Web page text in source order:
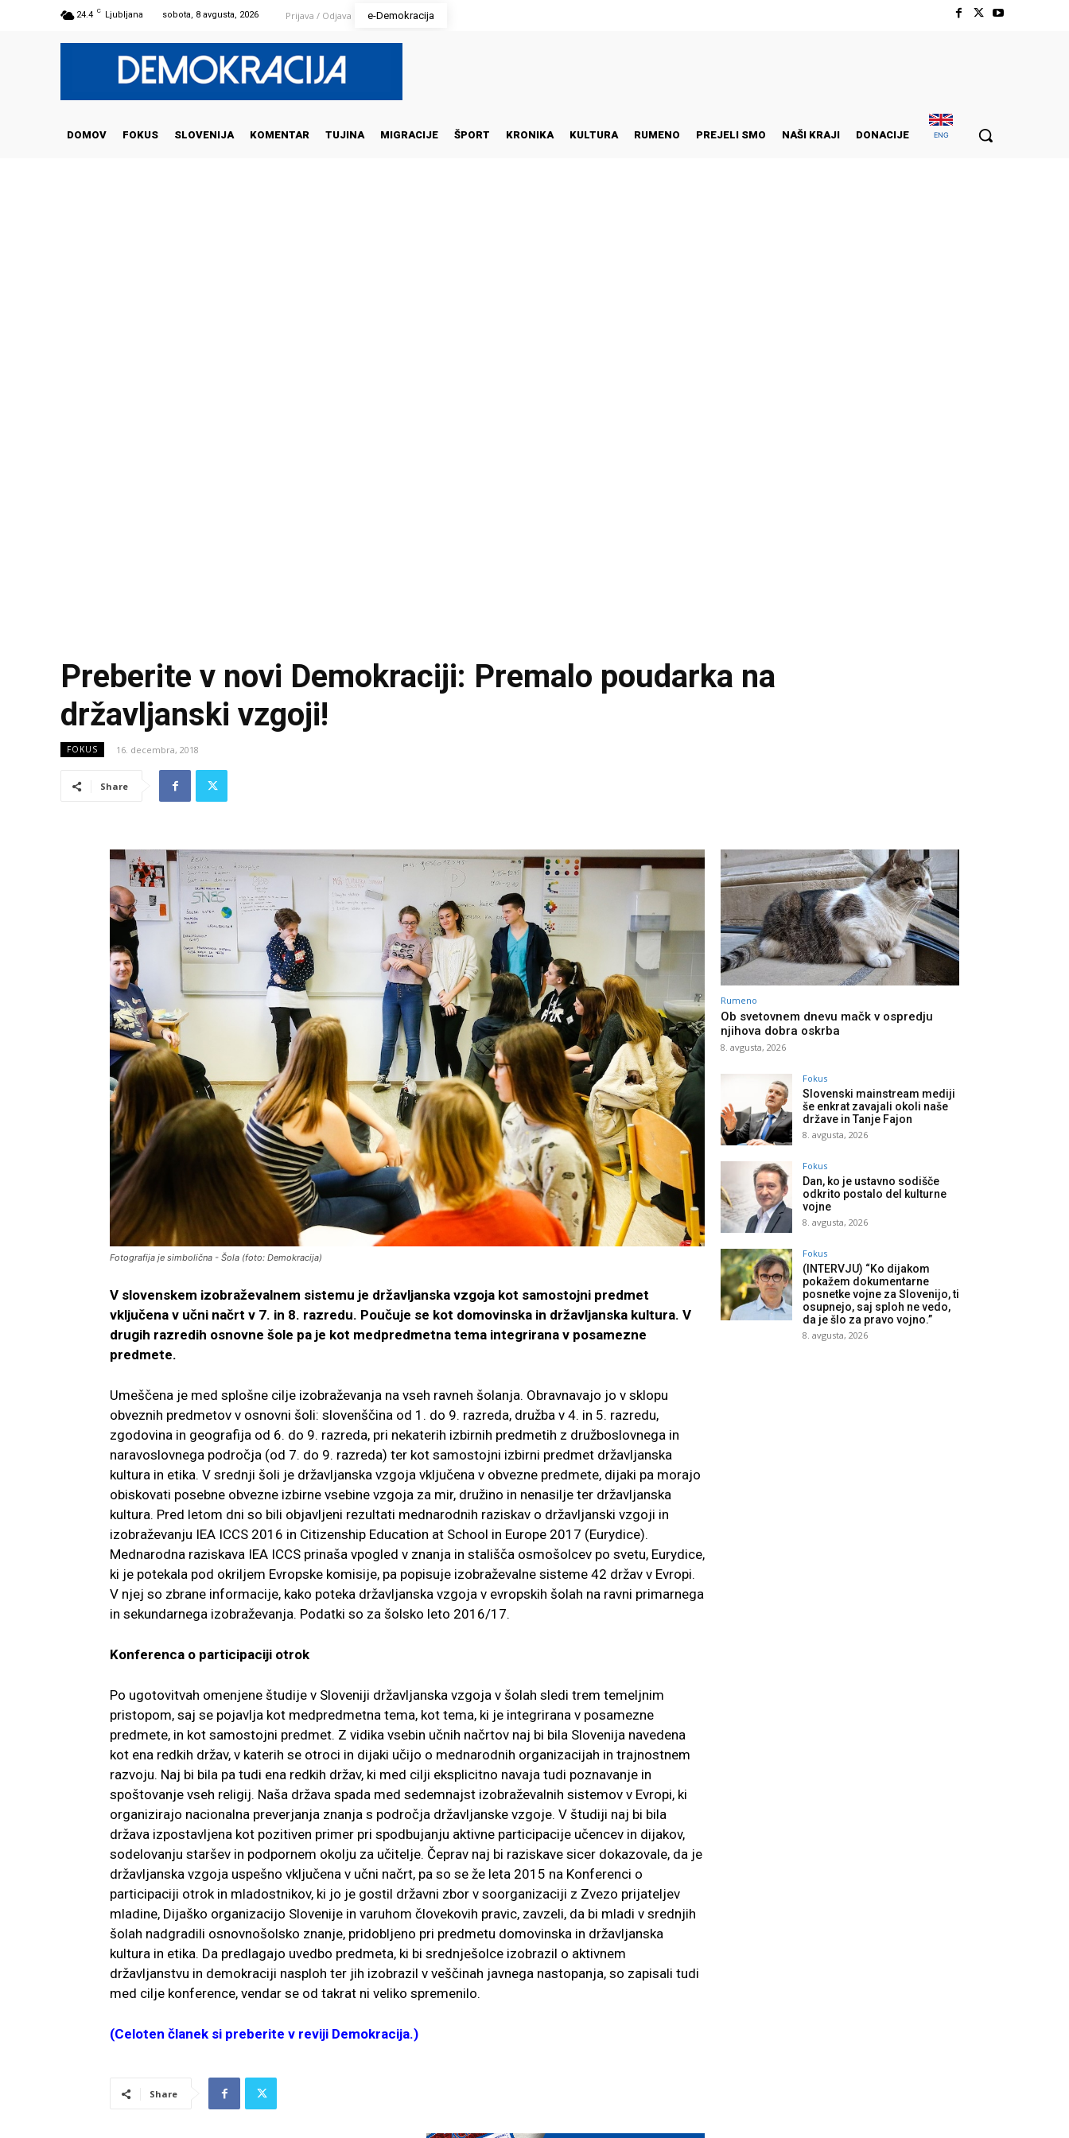
24.4 C Ljubljana sobota, 8 avgusta, 2026 Prijava / Odjava e-Demokracija
DOMOV FOKUS SLOVENIJA KOMENTAR TUJINA MIGRACIJE ŠPORT KRONIKA KULTURA RUMENO PREJELI SMO NAŠI KRAJI DONACIJE ENG
Preberite v novi Demokraciji: Premalo poudarka na
državljanski vzgoji!
FOKUS 16. decembra, 2018
Share
Fotografija je simbolična - Šola (foto: Demokracija)
V slovenskem izobraževalnem sistemu je državljanska vzgoja kot samostojni predmet
vključena v učni načrt v 7. in 8. razredu. Poučuje se kot domovinska in državljanska kultura. V
drugih razredih osnovne šole pa je kot medpredmetna tema integrirana v posamezne
predmete.
Umeščena je med splošne cilje izobraževanja na vseh ravneh šolanja. Obravnavajo jo v sklopu
obveznih predmetov v osnovni šoli: slovenščina od 1. do 9. razreda, družba v 4. in 5. razredu,
zgodovina in geografija od 6. do 9. razreda, pri nekaterih izbirnih predmetih z družboslovnega in
naravoslovnega področja (od 7. do 9. razreda) ter kot samostojni izbirni predmet državljanska
kultura in etika. V srednji šoli je državljanska vzgoja vključena v obvezne predmete, dijaki pa morajo
obiskovati posebne obvezne izbirne vsebine vzgoja za mir, družino in nenasilje ter državljanska
kultura. Pred letom dni so bili objavljeni rezultati mednarodnih raziskav o državljanski vzgoji in
izobraževanju IEA ICCS 2016 in Citizenship Education at School in Europe 2017 (Eurydice).
Mednarodna raziskava IEA ICCS prinaša vpogled v znanja in stališča osmošolcev po svetu, Eurydice,
ki je potekala pod okriljem Evropske komisije, pa popisuje izobraževalne sisteme 42 držav v Evropi.
V njej so zbrane informacije, kako poteka državljanska vzgoja v evropskih šolah na ravni primarnega
in sekundarnega izobraževanja. Podatki so za šolsko leto 2016/17.
Konferenca o participaciji otrok
Po ugotovitvah omenjene študije v Sloveniji državljanska vzgoja v šolah sledi trem temeljnim
pristopom, saj se pojavlja kot medpredmetna tema, kot tema, ki je integrirana v posamezne
predmete, in kot samostojni predmet. Z vidika vsebin učnih načrtov naj bi bila Slovenija navedena
kot ena redkih držav, v katerih se otroci in dijaki učijo o mednarodnih organizacijah in trajnostnem
razvoju. Naj bi bila pa tudi ena redkih držav, ki med cilji eksplicitno navaja tudi poznavanje in
spoštovanje vseh religij. Naša država spada med sedemnajst izobraževalnih sistemov v Evropi, ki
organizirajo nacionalna preverjanja znanja s področja državljanske vzgoje. V študiji naj bi bila
država izpostavljena kot pozitiven primer pri spodbujanju aktivne participacije učencev in dijakov,
sodelovanju staršev in podpornem okolju za učitelje. Čeprav naj bi raziskave sicer dokazovale, da je
državljanska vzgoja uspešno vključena v učni načrt, pa so se že leta 2015 na Konferenci o
participaciji otrok in mladostnikov, ki jo je gostil državni zbor v soorganizaciji z Zvezo prijateljev
mladine, Dijaško organizacijo Slovenije in varuhom človekovih pravic, zavzeli, da bi mladi v srednjih
šolah nadgradili osnovnošolsko znanje, pridobljeno pri predmetu domovinska in državljanska
kultura in etika. Da predlagajo uvedbo predmeta, ki bi srednješolce izobrazil o aktivnem
državljanstvu in demokraciji nasploh ter jih izobrazil v veščinah javnega nastopanja, so zapisali tudi
med cilje konference, vendar se od takrat ni veliko spremenilo.
(Celoten članek si preberite v reviji Demokracija.)
Share
Rumeno
Ob svetovnem dnevu mačk v ospredju
njihova dobra oskrba
8. avgusta, 2026
Fokus
Slovenski mainstream mediji
še enkrat zavajali okoli naše
države in Tanje Fajon
8. avgusta, 2026
Fokus
Dan, ko je ustavno sodišče
odkrito postalo del kulturne
vojne
8. avgusta, 2026
Fokus
(INTERVJU) “Ko dijakom
pokažem dokumentarne
posnetke vojne za Slovenijo, ti
osupnejo, saj sploh ne vedo,
da je šlo za pravo vojno.”
8. avgusta, 2026